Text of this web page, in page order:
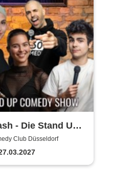
- Die Stand Up
in Düsseldorf
Club Düsseldorf